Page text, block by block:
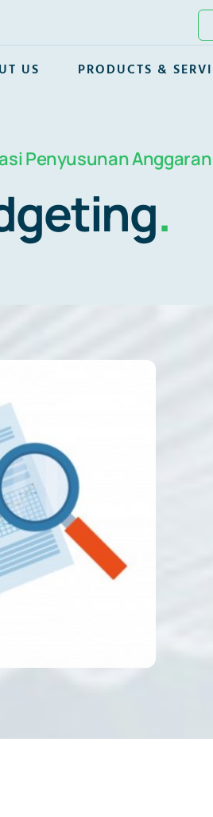
US PRODUCTS &
Penyusunan Anggaran
.